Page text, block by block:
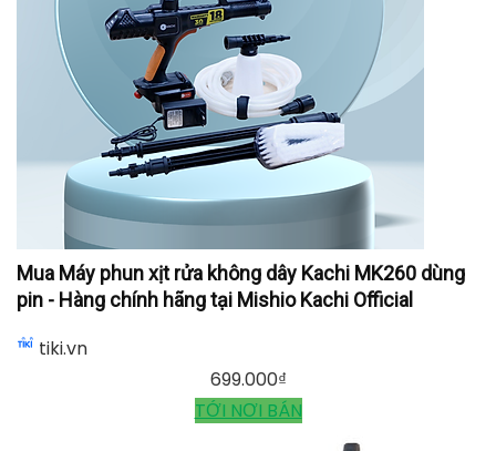
Mua Máy phun xịt rửa không dây Kachi MK260 dùng
pin - Hàng chính hãng tại Mishio Kachi Official
tiki.vn
699.000₫
TỚI NƠI BÁN